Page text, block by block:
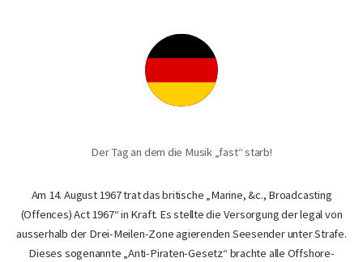
Der Tag an dem die Musik „fast“ starb!
Am 14. August 1967 trat das britische „Marine, &c., Broadcasting
(Offences) Act 1967“ in Kraft. Es stellte die Versorgung der legal von
ausserhalb der Drei-Meilen-Zone agierenden Seesender unter Strafe.
Dieses sogenannte „Anti-Piraten-Gesetz“ brachte alle Offshore-